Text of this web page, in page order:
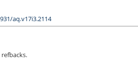
aq.v17i3.2114